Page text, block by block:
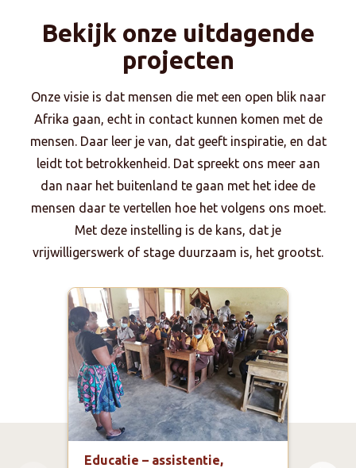
Bekijk onze uitdagende
projecten
Onze visie is dat mensen die met een open blik naar
Afrika gaan, echt in contact kunnen komen met de
mensen. Daar leer je van, dat geeft inspiratie, en dat
leidt tot betrokkenheid. Dat spreekt ons meer aan
dan naar het buitenland te gaan met het idee de
mensen daar te vertellen hoe het volgens ons moet.
Met deze instelling is de kans, dat je
vrijwilligerswerk of stage duurzaam is, het grootst.
Educatie – assistentie,